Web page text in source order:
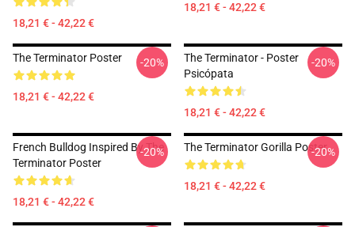
18,21 € - 42,22 €
18,21 € - 42,22 €
The Terminator Poster
18,21 € - 42,22 €
-20%
The Terminator - Poster
Psicópata
18,21 € - 42,22 €
-20%
French Bulldog Inspired By The
Terminator Poster
18,21 € - 42,22 €
-20% The Terminator Gorilla Poster
18,21 € - 42,22 €
-20%